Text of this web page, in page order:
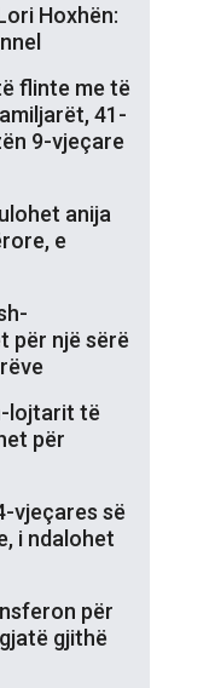
Hoxhën:
flinte me të
41-
9-vjeçare
anija
e
për një sërë
lojtarit të
për
vjeçares së
i ndalohet
për
gjithë